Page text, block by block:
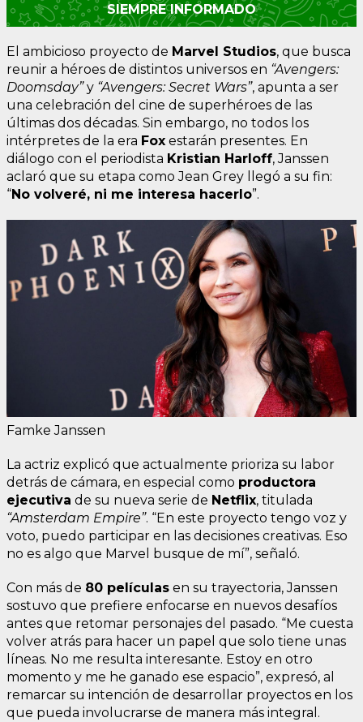
SIEMPRE INFORMADO
El ambicioso proyecto de Marvel Studios, que busca
reunir a héroes de distintos universos en “Avengers:
Doomsday”y “Avengers: Secret Wars”, apunta a ser
una celebración del cine de superhéroes de las
últimas dos décadas. Sin embargo, no todos los
intérpretes de la era Fox estarán presentes. En
diálogo con el periodista Kristian Harloff, Janssen
aclaró que su etapa como Jean Grey llegó a su fin:
“No volveré, ni me interesa hacerlo”.
Famke Janssen
La actriz explicó que actualmente prioriza su labor
detrás de cámara, en especial como productora
ejecutiva de su nueva serie de Netflix, titulada
“Amsterdam Empire”. “En este proyecto tengo voz y
voto, puedo participar en las decisiones creativas. Eso
no es algo que Marvel busque de mí”, señaló.
Con más de 80 películas en su trayectoria, Janssen
sostuvo que prefiere enfocarse en nuevos desafíos
antes que retomar personajes del pasado. “Me cuesta
volver atrás para hacer un papel que solo tiene unas
líneas. No me resulta interesante. Estoy en otro
momento y me he ganado ese espacio”, expresó, al
remarcar su intención de desarrollar proyectos en los
que pueda involucrarse de manera más integral.